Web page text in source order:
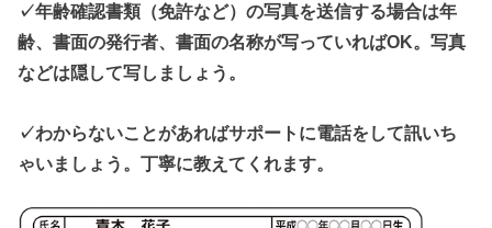
✓年齢確認書類（免許など）の写真を送信する場合は年
齢、書面の発行者、書面の名称が写っていればOK。写真
などは隠して写しましょう。
✓わからないことがあればサポートに電話をして訊いち
ゃいましょう。丁寧に教えてくれます。